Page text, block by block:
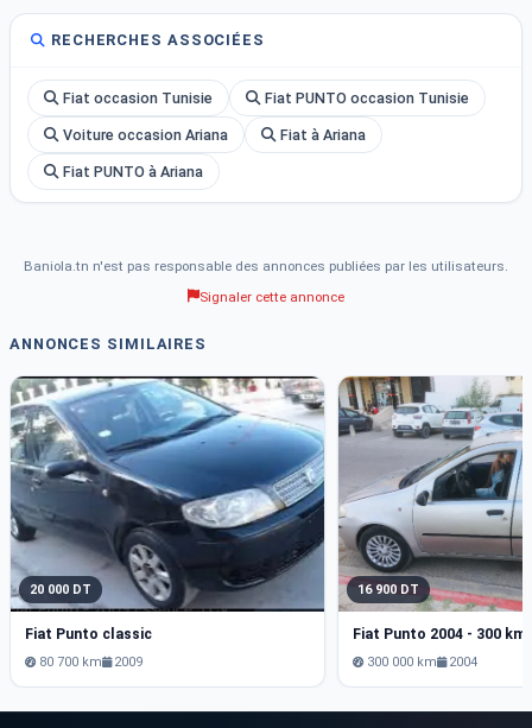
RECHERCHES ASSOCIÉES
Fiat occasion Tunisie Fiat PUNTO occasion Tunisie
Voiture occasion Ariana Fiat à Ariana
Fiat PUNTO à Ariana
Baniola.tn n'est pas responsable des annonces publiées par les utilisateurs.
Signaler cette annonce
ANNONCES SIMILAIRES
20 000 DT
Fiat Punto classic
80 700 km 2009
16 900 DT
Fiat Punto 2004 - 300 km
300 000 km 2004